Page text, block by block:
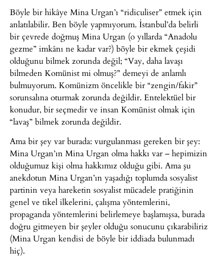
Böyle bir hikâye Mina Urgan’ı “ridiculiser” etmek için
anlatılabilir. Ben böyle yapmıyorum. İstanbul’da belirli
bir çevrede doğmuş Mina Urgan (o yıllarda “Anadolu
gezme” imkânı ne kadar var?) böyle bir ekmek çeşidi
olduğunu bilmek zorunda değil; “Vay, daha lavaşı
bilmeden Komünist mi olmuş?” demeyi de anlamlı
bulmuyorum. Komünizm öncelikle bir “zengin/fakir”
sorunsalına oturmak zorunda değildir. Entelektüel bir
konudur, bir seçmedir ve insan Komünist olmak için
“lavaş” bilmek zorunda değildir.
Ama bir şey var burada: vurgulanması gereken bir şey:
Mina Urgan’ın Mina Urgan olma hakkı var – hepimizin
olduğumuz kişi olma hakkımız olduğu gibi. Ama şu
anekdotun Mina Urgan’ın yaşadığı toplumda sosyalist
partinin veya hareketin sosyalist mücadele pratiğinin
genel ve tikel ilkelerini, çalışma yöntemlerini,
propaganda yöntemlerini belirlemeye başlamışsa, burada
doğru gitmeyen bir şeyler olduğu sonucunu çıkarabiliriz
(Mina Urgan kendisi de böyle bir iddiada bulunmadı
hiç).